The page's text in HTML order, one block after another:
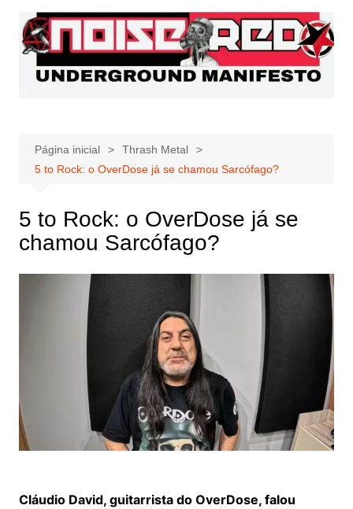
para
conteúdo
Página inicial
Thrash Metal
5 to Rock: o OverDose já se chamou Sarcófago?
5 to Rock: o OverDose já se
chamou Sarcófago?
Cláudio David, guitarrista do OverDose, falou